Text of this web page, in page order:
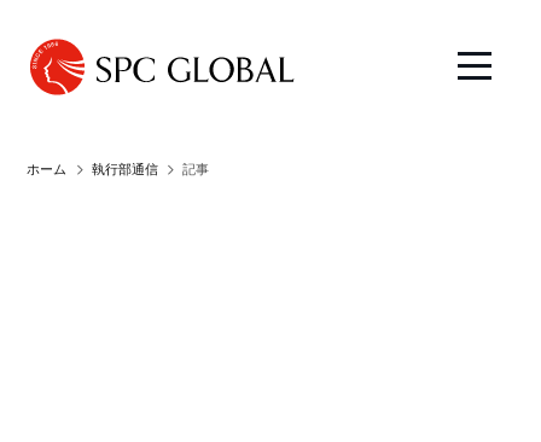
ホーム 執行部通信 記事